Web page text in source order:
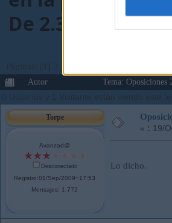
De 2.300 plazas
Páginas: [ 1
Autor
Tema: Oposiciones
0 Usuarios y 1 Visitante están viendo este
Torpe
Avanzad@
Desconectado
Registro:01/Sep/2009~17:53
Mensajes: 1.772
« : 19/
Lo dicho.